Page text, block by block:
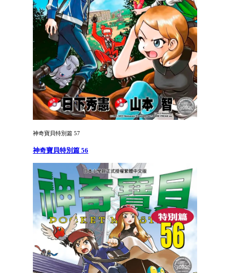
神奇寶貝特別篇 57
神奇寶貝特別篇 56